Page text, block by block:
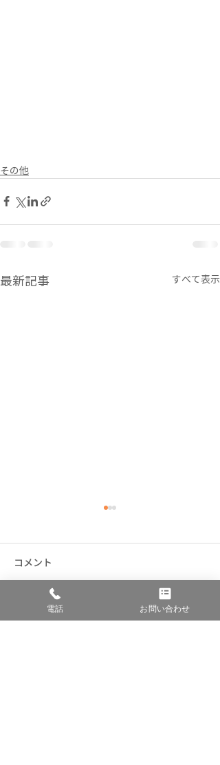
その他
最新記事 すべて表示
熊本どてらい市出展
コメント
コメントを追加…
電話 お問い合わせ